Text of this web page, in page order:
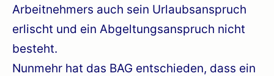
Arbeitnehmers auch sein Urlaubsanspruch
erlischt und ein Abgeltungsanspruch nicht
besteht.
Nunmehr hat das BAG entschieden, dass ein